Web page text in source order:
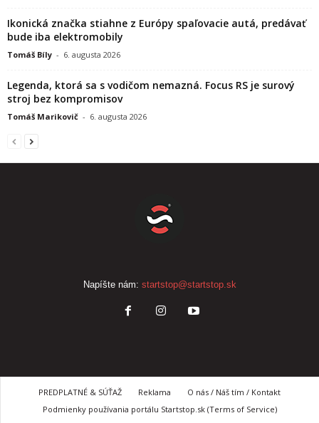
Ikonická značka stiahne z Európy spaľovacie autá, predávať
bude iba elektromobily
Tomáš Bíly - 6. augusta 2026
Legenda, ktorá sa s vodičom nemazná. Focus RS je surový
stroj bez kompromisov
Tomáš Marikovič - 6. augusta 2026
Napíšte nám: startstop@startstop.sk
PREDPLATNÉ & SÚŤAŽ Reklama
O nás / Náš tím / Kontakt
Podmienky používania portálu Startstop.sk (Terms of Service)